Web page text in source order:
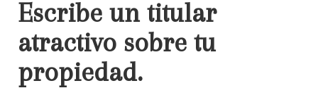
Escribe un titular
atractivo sobre tu
propiedad.